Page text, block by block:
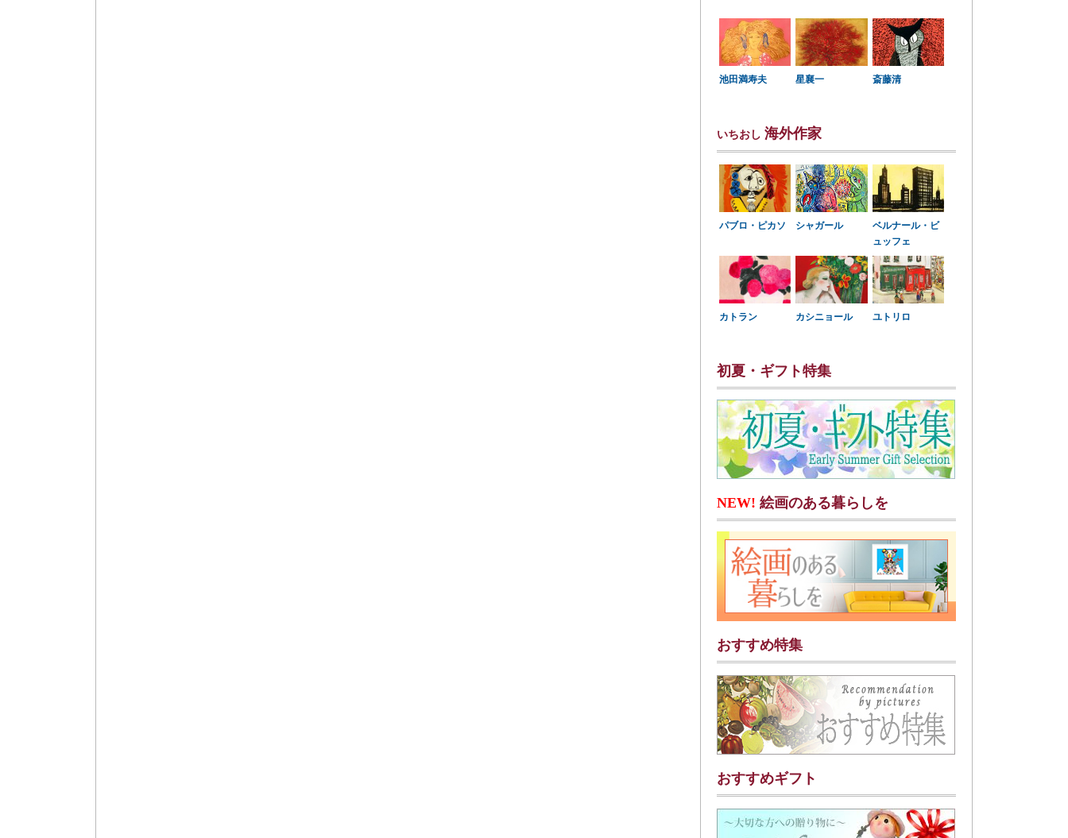
池田満寿夫 星襄一 斎藤清
いちおし 海外作家
パブロ・ピカソ シャガール
ベルナール・ビ
ュッフェ
カトラン カシニョール ユトリロ
初夏・ギフト特集
NEW! 絵画のある暮らしを
おすすめ特集
おすすめギフト